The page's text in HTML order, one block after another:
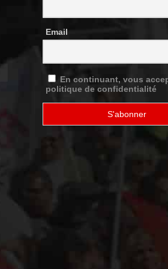
Email
En continuant, vous
politique de confidentialité